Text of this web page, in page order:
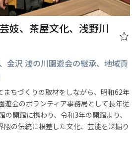
妓、茶屋文化、浅野川
金沢 浅の川園遊会の継承、地域貢
まちづくりの取材をしながら、昭和62年
遊会のボランティア事務局として長年従
の開館に携わり、令和3年の開館より、
隈の伝統に根差した文化、芸能を深掘り